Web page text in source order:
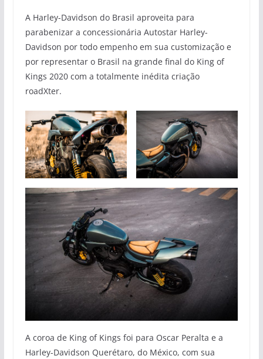
A Harley-Davidson do Brasil aproveita para
parabenizar a concessionária Autostar Harley-
Davidson por todo empenho em sua customização e
por representar o Brasil na grande final do King of
Kings 2020 com a totalmente inédita criação
roadXter.
A coroa de King of Kings foi para Oscar Peralta e a
Harley-Davidson Querétaro, do México, com sua